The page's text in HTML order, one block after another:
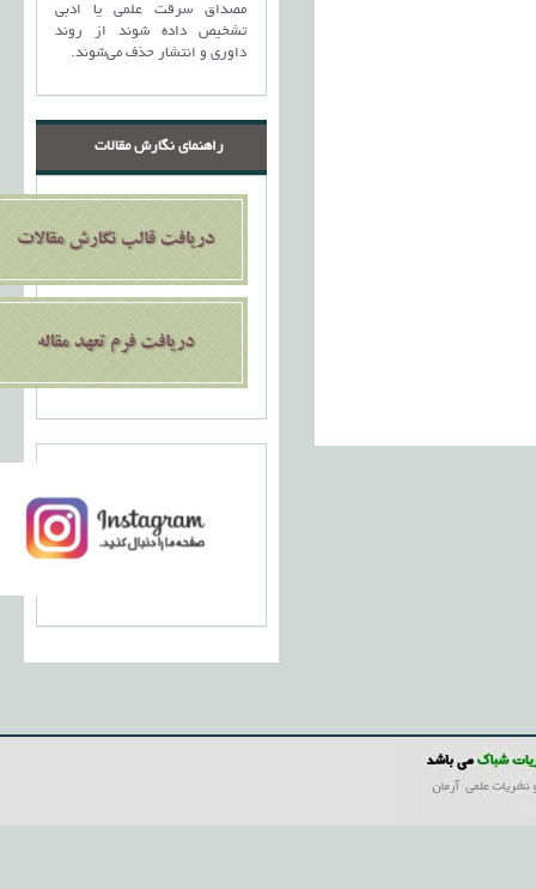
مصداق سرقت علمی یا ادبی
تشخیص داده شوند از روند
داوری و انتشار حذف می‌شوند.
راهنمای نگارش مقالات